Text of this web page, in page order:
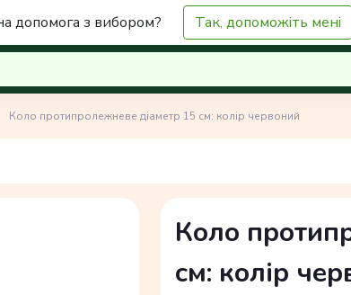
допомога з вибором? Так, допоможіть мені
Коло протипролежневе діаметр 15 см: колір червоний
Коло
см: колір